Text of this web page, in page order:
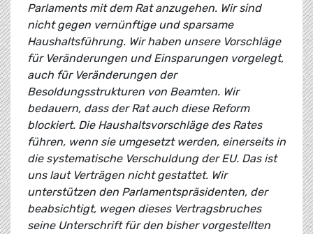
Parlaments mit dem Rat anzugehen. Wir sind
nicht gegen vernünftige und sparsame
Haushaltsführung. Wir haben unsere Vorschläge
für Veränderungen und Einsparungen vorgelegt,
auch für Veränderungen der
Besoldungsstrukturen von Beamten. Wir
bedauern, dass der Rat auch diese Reform
blockiert. Die Haushaltsvorschläge des Rates
führen, wenn sie umgesetzt werden, einerseits in
die systematische Verschuldung der EU. Das ist
uns laut Verträgen nicht gestattet. Wir
unterstützen den Parlamentspräsidenten, der
beabsichtigt, wegen dieses Vertragsbruches
seine Unterschrift für den bisher vorgestellten